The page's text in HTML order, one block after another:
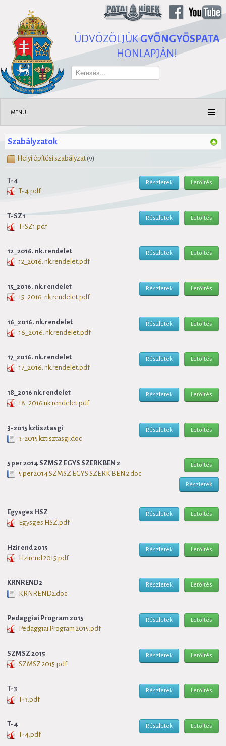
ÜDVÖZÖLJÜKGYÖNGYÖSPATA
HONLAPJÁN!
Keresés...
MENÜ
Szabályzatok
Helyi építési szabályzat (9)
T-4
T-4.pdf
Letöltés
Részletek
T-SZ1
T-SZ1.pdf
Letöltés
Részletek
12_2016. nk.rendelet
12_2016. nk.rendelet.pdf
Letöltés
Részletek
15_2016. nk.rendelet
15_2016. nk.rendelet.pdf
Letöltés
Részletek
16_2016. nk.rendelet
16_2016. nk.rendelet.pdf
Letöltés
Részletek
17_2016. nk.rendelet
17_2016. nk.rendelet.pdf
Letöltés
Részletek
18_2016 nk.rendelet
18_2016 nk.rendelet.pdf
Letöltés
Részletek
3-2015 kztisztasgi
3-2015 kztisztasgi.doc
Letöltés
Részletek
5 per 2014 SZMSZ EGYS SZERK BEN 2
5 per 2014 SZMSZ EGYS SZERK BEN 2.doc
Letöltés
Részletek
Egysges HSZ
Egysges HSZ.pdf
Letöltés
Részletek
Hzirend 2015
Hzirend 2015.pdf
Letöltés
Részletek
KRNREND2
KRNREND2.doc
Letöltés
Részletek
Pedaggiai Program 2015
Pedaggiai Program 2015.pdf
Letöltés
Részletek
SZMSZ 2015
SZMSZ 2015.pdf
Letöltés
Részletek
T-3
T-3.pdf
Letöltés
Részletek
T-4
T-4.pdf
Letöltés
Részletek